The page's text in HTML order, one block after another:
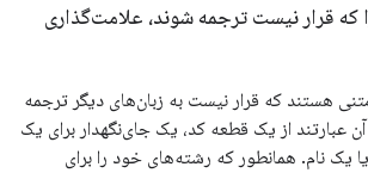
که قرار نیست ترجمه شوند، علامت‌گذاری
هستند که قرار نیست به زبان‌های دیگر ترجمه
عبارتند از یک قطعه کد، یک جای‌نگهدار برای یک
یک نام. همانطور که رشته‌های خود را برای